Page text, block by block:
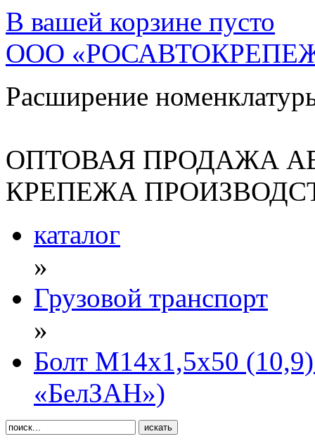
В вашей корзине пусто
ООО
Расширение
ОПТОВАЯ ПРОДАЖА
КРЕПЕЖА
каталог
»
Грузовой транспорт
»
Болт М14х1,5х50
«БелЗАН»)